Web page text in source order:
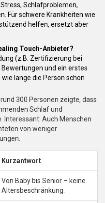
Schlafproblemen,
Für schwere Krankheiten wie
helfen, ersetzt aber
Touch-Anbieter?
(z.B. Zertifizierung bei
und ein erstes
lange die Person schon
300 Personen zeigte, dass
Schlaf und
Interessant: Auch Menschen
von weniger
Kurzantwort
Von Baby bis Senior – keine
Altersbeschränkung.